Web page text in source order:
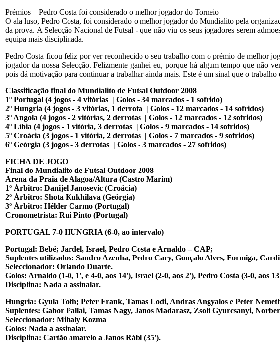
Prémios – Pedro Costa foi considerado o melhor jogador do Torneio
O ala luso, Pedro Costa, foi considerado o melhor jogador do Mundialito pela
da prova. A Selecção Nacional de Futsal - que não viu os seus jogadores serem
equipa mais disciplinada.
Pedro Costa ficou feliz por ver reconhecido o seu trabalho com o prémio de melhor
jogador da nossa Selecção. Felizmente ganhei eu, porque há algum tempo que não
pois dá motivação para continuar a trabalhar ainda mais. Este é um sinal que o trabalho
Classificação final do Mundialito de Futsal Outdoor 2008
1º Portugal (4 jogos - 4 vitórias | Golos - 34 marcados - 1 sofrido)
2º Hungria (4 jogos - 3 vitórias, 1 derrota | Golos - 12 marcados - 14 sofridos)
3º Angola (4 jogos - 2 vitórias, 2 derrotas | Golos - 12 marcados - 12 sofridos)
4º Líbia (4 jogos - 1 vitória, 3 derrotas | Golos - 9 marcados - 14 sofridos)
5º Croácia (3 jogos - 1 vitória, 2 derrotas | Golos - 7 marcados - 9 sofridos)
6º Geórgia (3 jogos - 3 derrotas | Golos - 3 marcados - 27 sofridos)
FICHA DE JOGO
Final do Mundialito de Futsal Outdoor 2008
Arena da Praia de Alagoa/Altura (Castro Marim)
1º Árbitro: Danijel Janosevic (Croácia)
2º Árbitro: Shota Kukhilava (Geórgia)
3º Árbitro: Hélder Carmo (Portugal)
Cronometrista: Rui Pinto (Portugal)
PORTUGAL 7-0 HUNGRIA (6-0, ao intervalo)
Portugal: Bebé; Jardel, Israel, Pedro Costa e Arnaldo – CAP;
Suplentes utilizados: Sandro Azenha, Pedro Cary, Gonçalo Alves, Formiga,
Seleccionador: Orlando Duarte.
Golos: Arnaldo (1-0, 1', e 4-0, aos 14'), Israel (2-0, aos 2'), Pedro Costa (3-0, aos
Disciplina: Nada a assinalar.
Hungria: Gyula Toth; Peter Frank, Tamas Lodi, Andras Angyalos e Peter
Suplentes: Gabor Pallai, Tamas Nagy, Janos Madarasz, Zsolt Gyurcsanyi,
Seleccionador: Mihaly Kozma
Golos: Nada a assinalar.
Disciplina: Cartão amarelo a Janos Rábl (35').